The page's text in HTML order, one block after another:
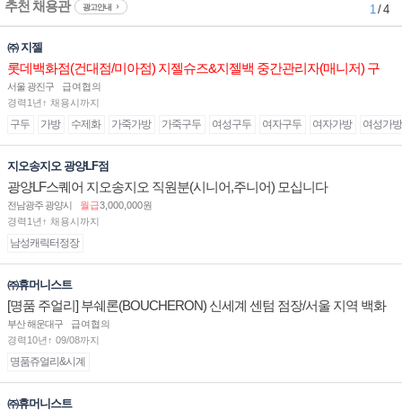
추천 채용관 광고안내 1/ 4
㈜ 지젤
롯데백화점(건대점/미아점) 지젤슈즈&지젤백 중간관리자(매니저) 구
인합니다
서울 광진구
급여협의
경력1년↑ 채용시까지
구두 가방 수제화 가죽가방 가죽구두 여성구두 여자구두 여자가방 여성가방
지오송지오 광양LF점
광양LF스퀘어 지오송지오 직원분(시니어,주니어) 모십니다
전남광주 광양시 월급3,000,000원
경력1년↑ 채용시까지
남성캐릭터정장
㈜휴머니스트
[명품 주얼리] 부쉐론(BOUCHERON) 신세계 센텀 점장/서울 지역 백화
점 판매사원 채용
부산 해운대구
급여협의
경력10년↑ 09/08까지
명품쥬얼리&시계
㈜휴머니스트